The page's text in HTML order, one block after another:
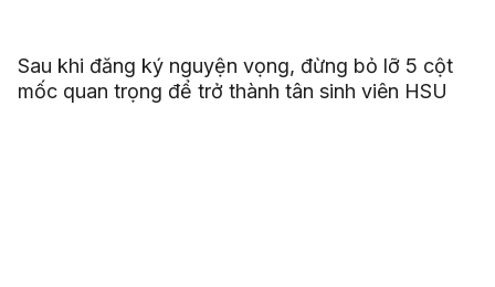
Sau khi đăng ký nguyện vọng, đừng bỏ lỡ 5 cột
mốc quan trọng để trở thành tân sinh viên HSU